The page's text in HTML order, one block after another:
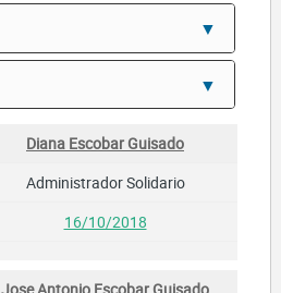
Diana Escobar Guisado
Administrador Solidario
16/10/2018